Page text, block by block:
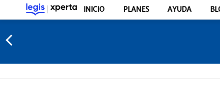
INICIO PLANES AYUDA